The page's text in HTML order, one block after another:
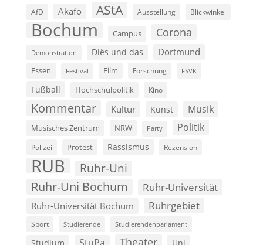
AfD Akafö AStA Ausstellung Blickwinkel
Bochum Campus Corona
Demonstration Diës und das Dortmund
Essen Festival Film Forschung FSVK
Fußball Hochschulpolitik Kino
Kommentar Kultur Kunst Musik
Musisches Zentrum NRW Party Politik
Polizei Protest Rassismus Rezension
RUB Ruhr-Uni
Ruhr-Uni Bochum Ruhr-Universität
Ruhr-Universität Bochum Ruhrgebiet
Sport Studierende Studierendenparlament
Theater